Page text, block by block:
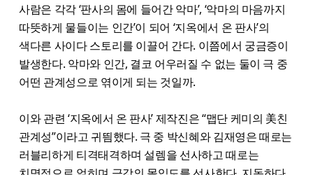
사람은 각각 ‘판사의 몸에 들어간 악마’, ‘악마의 마음까지
따뜻하게 물들이는 인간’이 되어 ‘지옥에서 온 판사’의
색다른 사이다 스토리를 이끌어 간다. 이쯤에서 궁금증이
발생한다. 악마와 인간, 결코 어우러질 수 없는 둘이 극 중
어떤 관계성으로 엮이게 되는 것일까.
이와 관련 ‘지옥에서 온 판사’ 제작진은 “맵단 케미의 美친
관계성”이라고 귀띔했다. 극 중 박신혜와 김재영은 때로는
러블리하게 티격태격하며 설렘을 선사하고 때로는